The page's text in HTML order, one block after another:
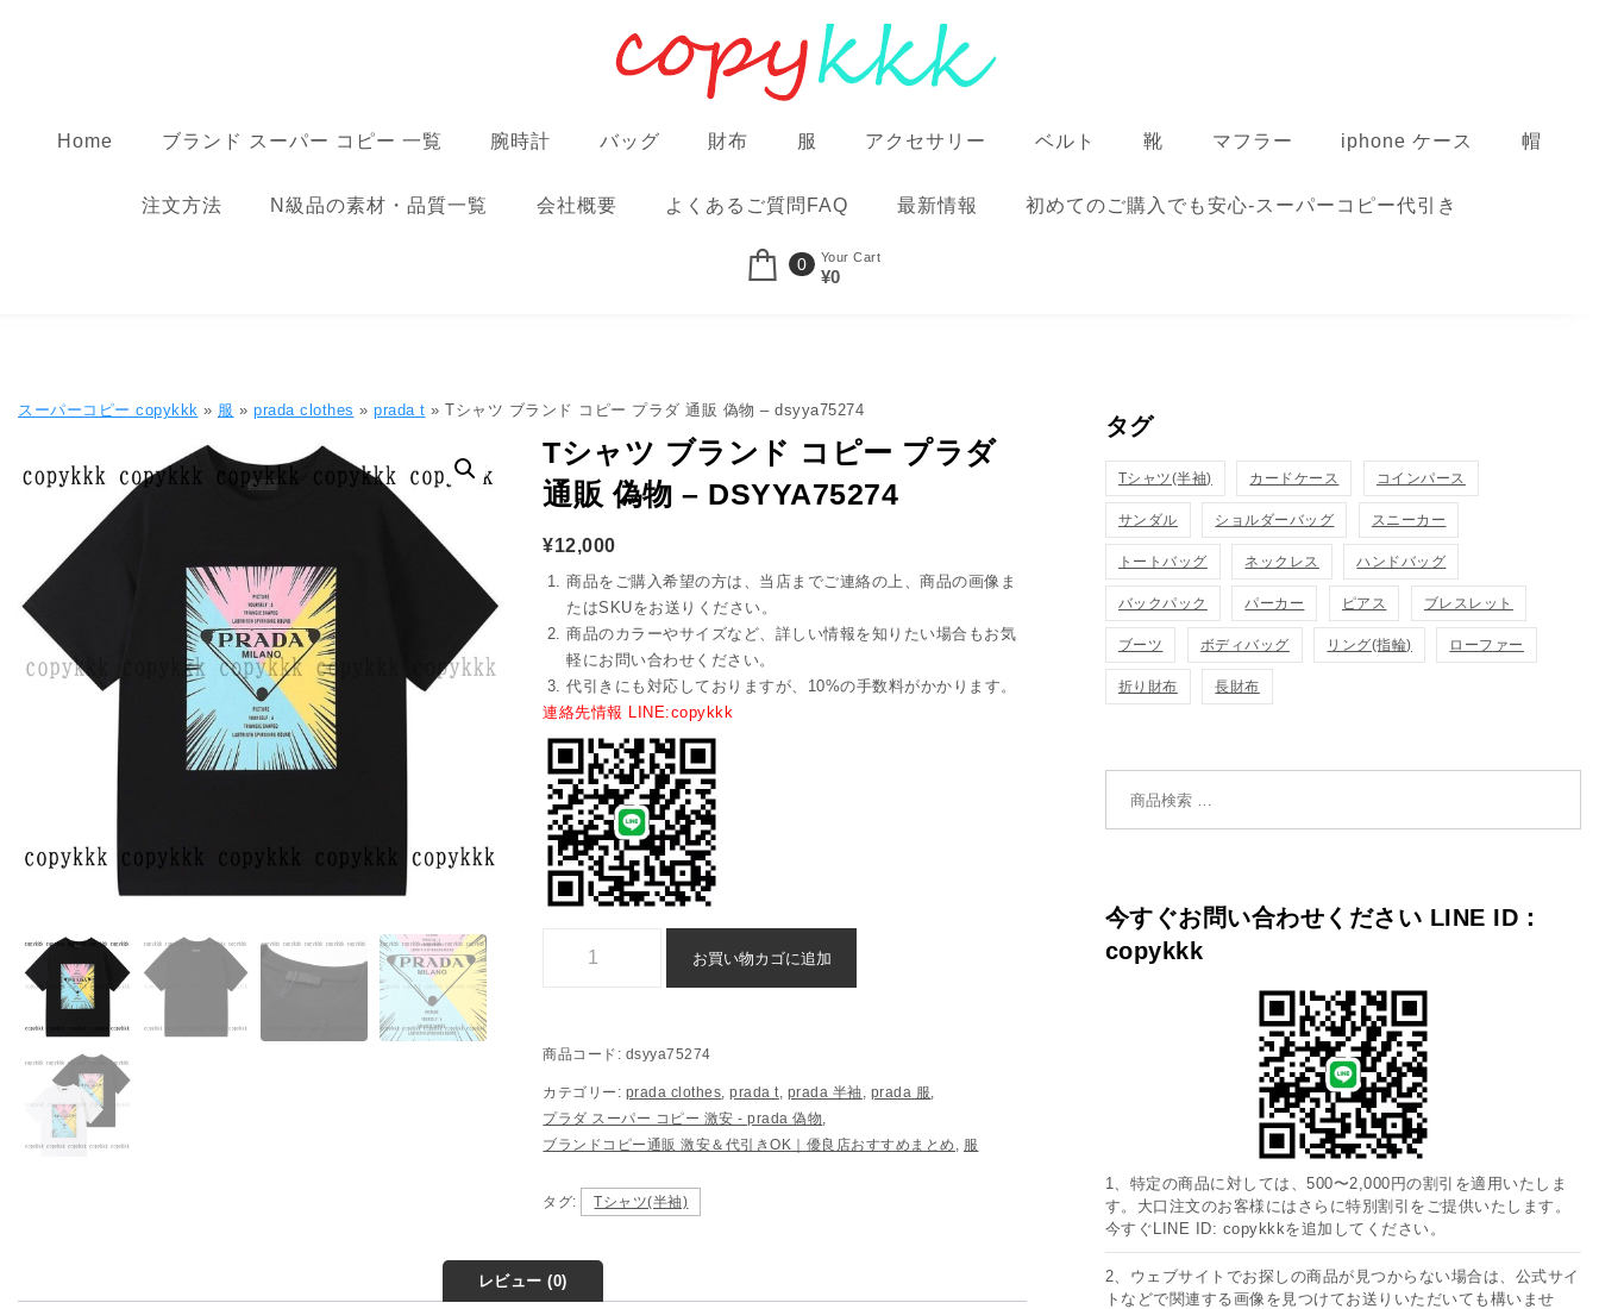
Home ブランド スーパー コピー 一覧 腕時計 バッグ 財布 服 アクセサリー ベルト 靴 マフラー iphone ケース 帽
注文方法 N級品の素材・品質一覧 会社概要 よくあるご質問FAQ 最新情報 初めてのご購入でも安心-スーパーコピー代引き
0 Your Cart
¥0
スーパーコピー copykkk » 服 » prada clothes » prada t » Tシャツ ブランド コピー プラダ 通販 偽物 – dsyya75274
Tシャツ ブランド コピー プラダ
通販 偽物 – DSYYA75274
¥12,000
商品をご購入希望の方は、当店までご連絡の上、商品の画像ま
たはSKUをお送りください。
商品のカラーやサイズなど、詳しい情報を知りたい場合もお気
軽にお問い合わせください。
代引きにも対応しておりますが、10%の手数料がかかります。
連絡先情報 LINE:copykkk
お買い物カゴに追加
商品コード: dsyya75274
カテゴリー: prada clothes ,prada t prada 半袖 prada 服
プラダ スーパー コピー 激安​ - prada 偽物
ブランドコピー通販 激安＆代引きOK｜優良店おすすめまとめ
服
タグ: Tシャツ(半袖)
レビュー (0)
タグ
Tシャツ(半袖) カードケース コインパース
サンダル ショルダーバッグ スニーカー
トートバッグ ネックレス ハンドバッグ
バックパック パーカー ピアス ブレスレット
ブーツ ボディバッグ リング(指輪) ローファー
折り財布 長財布
今すぐお問い合わせください LINE ID：
copykkk
1、特定の商品に対しては、500〜2,000円の割引を適用いたしま
す。大口注文のお客様にはさらに特別割引をご提供いたします。
今すぐLINE ID: copykkkを追加してください。
2、ウェブサイトでお探しの商品が見つからない場合は、公式サイ
トなどで関連する画像を見つけてお送りいただいても構いませ